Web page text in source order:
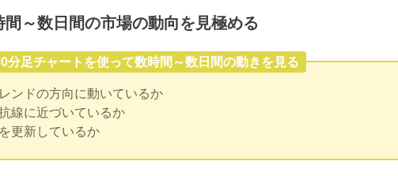
間～数日間の市場の動向を見極める
分足チャートを使って数時間～数日間の動きを見る
ンドの方向に動いているか
線に近づいているか
更新しているか